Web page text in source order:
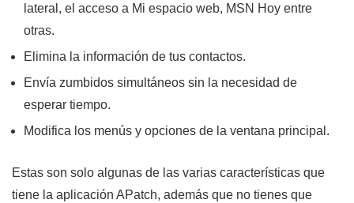
lateral, el acceso a Mi espacio web, MSN Hoy entre
otras.
Elimina la información de tus contactos.
Envía zumbidos simultáneos sin la necesidad de
esperar tiempo.
Modifica los menús y opciones de la ventana principal.
Estas son solo algunas de las varias características que
tiene la aplicación APatch, además que no tienes que